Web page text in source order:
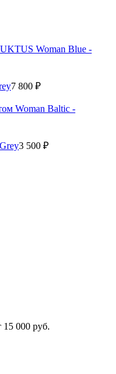
Woman Blue -
7 800 ₽
Woman Baltic -
3 500 ₽
15 000 руб.